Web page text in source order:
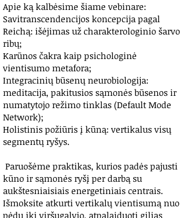
Apie ką kalbėsime šiame vebinare:
Savitranscendencijos koncepcija pagal
Reichą: išėjimas už charakterologinio šarvo
ribų;
Karūnos čakra kaip psichologinė
vientisumo metafora;
Integracinių būsenų neurobiologija:
meditacija, pakitusios sąmonės būsenos ir
numatytojo režimo tinklas (Default Mode
Network);
Holistinis požiūris į kūną: vertikalus visų
segmentų ryšys.
Paruošėme praktikas, kurios padės pajusti
kūno ir sąmonės ryšį per darbą su
aukštesniaisiais energetiniais centrais.
Išmoksite atkurti vertikalų vientisumą nuo
pėdų iki viršugalvio, atpalaiduoti gilias